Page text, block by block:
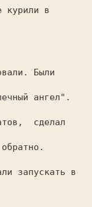
курили в
Были
ангел".
сделал
запускать в